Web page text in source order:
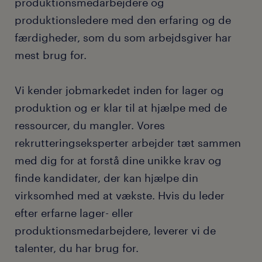
produktionsledere med den erfaring og de
færdigheder, som du som arbejdsgiver har
mest brug for.
Vi kender jobmarkedet inden for lager og
produktion og er klar til at hjælpe med de
ressourcer, du mangler. Vores
rekrutteringseksperter arbejder tæt sammen
med dig for at forstå dine unikke krav og
finde kandidater, der kan hjælpe din
virksomhed med at vækste. Hvis du leder
efter erfarne lager- eller
produktionsmedarbejdere, leverer vi de
talenter, du har brug for.